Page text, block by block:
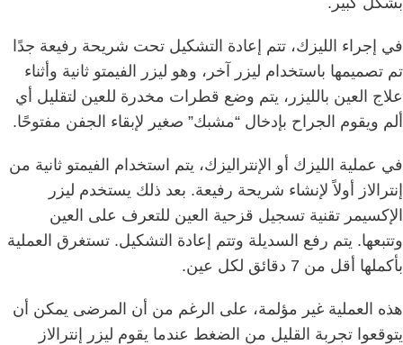
في إجراء الليزك، تتم إعادة التشكيل تحت شريحة رفيعة جدًا
تم تصميمها باستخدام ليزر آخر، وهو ليزر الفيمتو ثانية وأثناء
علاج العين بالليزر، يتم وضع قطرات مخدرة للعين لتقليل أي
ألم ويقوم الجراح بإدخال “مشبك” صغير لإبقاء الجفن مفتوحًا.
في عملية الليزك أو الإنتراليزك، يتم استخدام الفيمتو ثانية من
إنترالاز أولاً لإنشاء شريحة رفيعة. بعد ذلك يستخدم ليزر
الإكسيمر تقنية تسجيل قزحية العين للتعرف على العين
وتتبعها. يتم رفع السديلة وتتم إعادة التشكيل. تستغرق العملية
بأكملها أقل من 7 دقائق لكل عين.
هذه العملية غير مؤلمة، على الرغم من أن المرضى يمكن أن
يتوقعوا تجربة القليل من الضغط عندما يقوم ليزر إنترالاز